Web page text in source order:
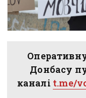
Донбасу
каналі t.me/